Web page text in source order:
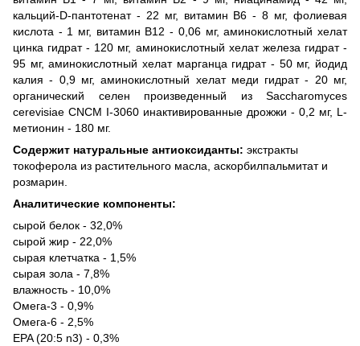
кальций-D-пантотенат - 22 мг, витамин B6 - 8 мг, фолиевая
кислота - 1 мг, витамин B12 - 0,06 мг, аминокислотный хелат
цинка гидрат - 120 мг, аминокислотный хелат железа гидрат -
95 мг, аминокислотный хелат марганца гидрат - 50 мг, йодид
калия - 0,9 мг, аминокислотный хелат меди гидрат - 20 мг,
органический селен произведенный из Saccharomyces
cerevisiae CNCM I-3060 инактивированные дрожжи - 0,2 мг, L-
метионин - 180 мг.
Содержит натуральные антиоксиданты: экстракты
токоферола из растительного масла, аскорбилпальмитат и
розмарин.
Аналитические компоненты:
сырой белок - 32,0%
сырой жир - 22,0%
сырая клетчатка - 1,5%
сырая зола - 7,8%
влажность - 10,0%
Омега-3 - 0,9%
Омега-6 - 2,5%
EPA (20:5 n3) - 0,3%